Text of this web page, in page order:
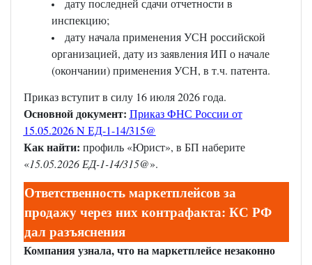
дату последней сдачи отчетности в
инспекцию;
дату начала применения УСН российской
организацией, дату из заявления ИП о начале
(окончании) применения УСН, в т.ч. патента.
Приказ вступит в силу 16 июля 2026 года.
Основной документ: Приказ ФНС России от
15.05.2026 N ЕД-1-14/315@
Как найти: профиль «Юрист», в БП наберите
«15.05.2026 ЕД-1-14/315@».
Ответственность маркетплейсов за
продажу через них контрафакта: КС РФ
дал разъяснения
Компания узнала, что на маркетплейсе незаконно